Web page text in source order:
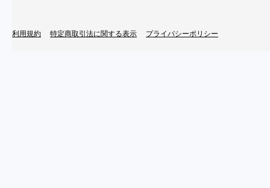
利用規約 特定商取引法に関する表示 プライバシーポリシー